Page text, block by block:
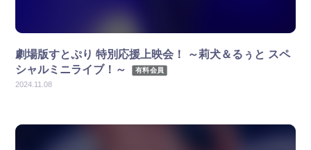
劇場版すとぷり 特別応援上映会！ ～莉犬＆るぅと スペ
シャルミニライブ！～
有料会員
2024.11.08